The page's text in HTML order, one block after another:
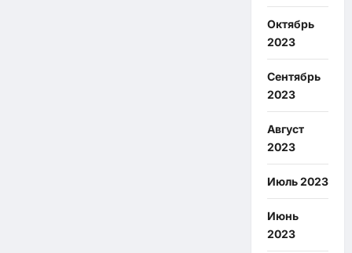
Октябрь
2023
Сентябрь
2023
Август
2023
Июль 2023
Июнь
2023